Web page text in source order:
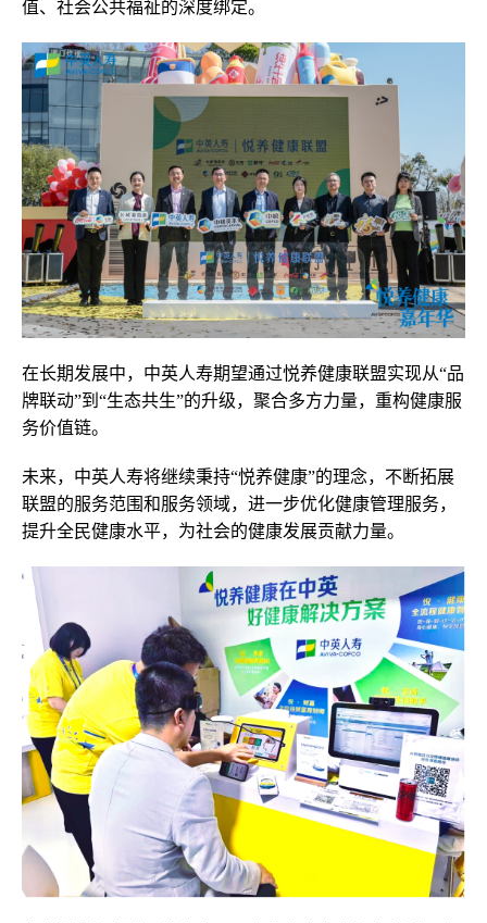
值、社会公共福祉的深度绑定。
在长期发展中，中英人寿期望通过悦养健康联盟实现从“品
牌联动”到“生态共生”的升级，聚合多方力量，重构健康服
务价值链。
未来，中英人寿将继续秉持“悦养健康”的理念，不断拓展
联盟的服务范围和服务领域，进一步优化健康管理服务，
提升全民健康水平，为社会的健康发展贡献力量。